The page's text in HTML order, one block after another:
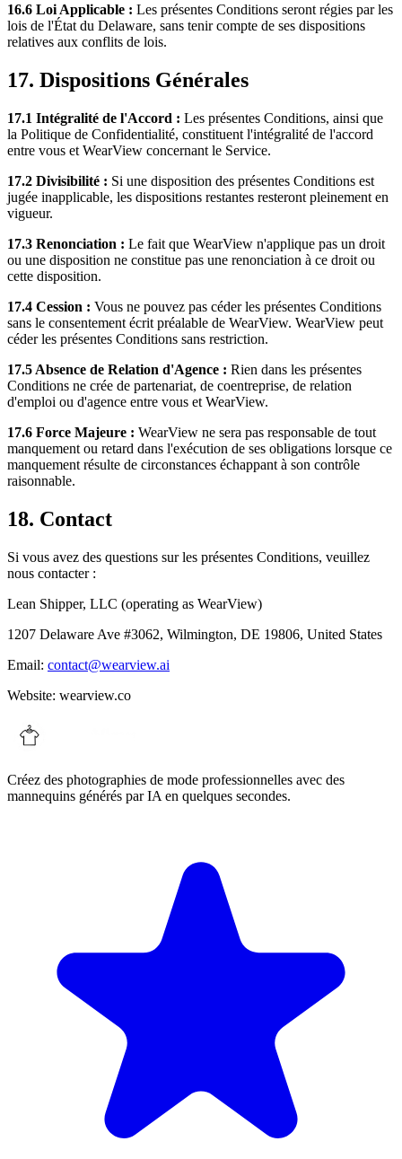
16.6 Loi Applicable : Les présentes Conditions seront régies par les
lois de l'État du Delaware, sans tenir compte de ses dispositions
relatives aux conflits de lois.
17. Dispositions Générales
17.1 Intégralité de l'Accord : Les présentes Conditions, ainsi que
la Politique de Confidentialité, constituent l'intégralité de l'accord
entre vous et WearView concernant le Service.
17.2 Divisibilité : Si une disposition des présentes Conditions est
jugée inapplicable, les dispositions restantes resteront pleinement en
vigueur.
17.3 Renonciation : Le fait que WearView n'applique pas un droit
ou une disposition ne constitue pas une renonciation à ce droit ou
cette disposition.
17.4 Cession : Vous ne pouvez pas céder les présentes Conditions
sans le consentement écrit préalable de WearView. WearView peut
céder les présentes Conditions sans restriction.
17.5 Absence de Relation d'Agence : Rien dans les présentes
Conditions ne crée de partenariat, de coentreprise, de relation
d'emploi ou d'agence entre vous et WearView.
17.6 Force Majeure : WearView ne sera pas responsable de tout
manquement ou retard dans l'exécution de ses obligations lorsque ce
manquement résulte de circonstances échappant à son contrôle
raisonnable.
18. Contact
Si vous avez des questions sur les présentes Conditions, veuillez
nous contacter :
Lean Shipper, LLC (operating as WearView)
1207 Delaware Ave #3062, Wilmington, DE 19806, United States
Email: contact@wearview.ai
Website: wearview.co
Créez des photographies de mode professionnelles avec des
mannequins générés par IA en quelques secondes.